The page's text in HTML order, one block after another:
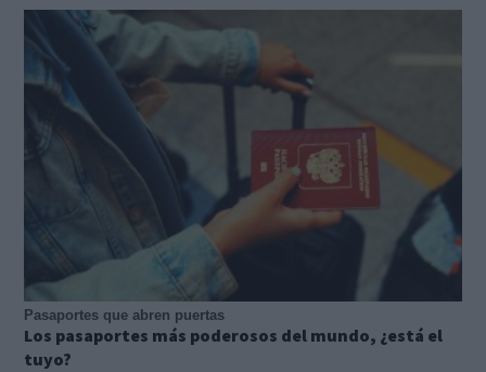
Pasaportes que abren puertas
Los pasaportes más poderosos del mundo, ¿está el
tuyo?